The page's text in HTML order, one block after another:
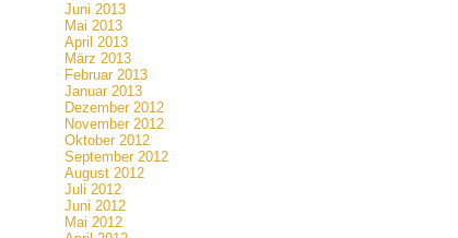
Juni 2013
Mai 2013
April 2013
März 2013
Februar 2013
Januar 2013
Dezember 2012
November 2012
Oktober 2012
September 2012
August 2012
Juli 2012
Juni 2012
Mai 2012